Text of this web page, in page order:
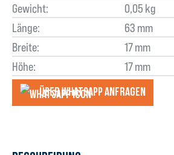
Gewicht:
0,05 kg
Länge:
63 mm
Breite:
17 mm
Höhe:
17 mm
Über WhatsApp anfragеn